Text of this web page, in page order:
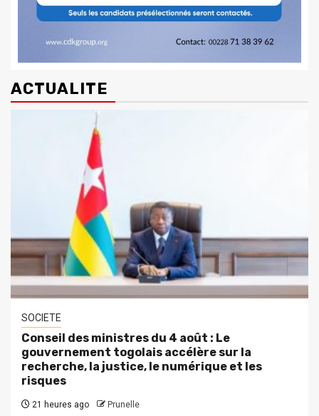
ACTUALITE
SOCIETE
Conseil des ministres du 4 août : Le
gouvernement togolais accélère sur la
recherche, la justice, le numérique et les
risques
21 heures ago Prunelle